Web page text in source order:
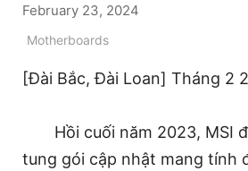
February 23, 2024
Motherboards
[Đài Bắc, Đài Loan] Tháng 2
Hồi cuối năm 2023, MSI
tung gói cập nhật mang tính